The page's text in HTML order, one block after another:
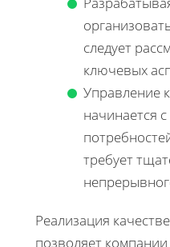
следует
ключевых
Управление
начинается
требует
Реализация
позволяет